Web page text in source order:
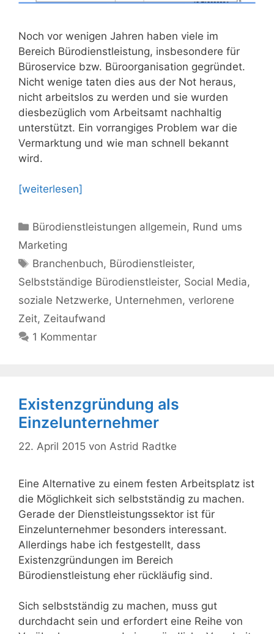
Noch vor wenigen Jahren haben viele im
Bereich Bürodienstleistung, insbesondere für
Büroservice bzw. Büroorganisation gegründet.
Nicht wenige taten dies aus der Not heraus,
nicht arbeitslos zu werden und sie wurden
diesbezüglich vom Arbeitsamt nachhaltig
unterstützt. Ein vorrangiges Problem war die
Vermarktung und wie man schnell bekannt
wird.
[weiterlesen]
Kategorien
Bürodienstleistungen allgemein, Rund ums
Marketing
Schlagwörter
Branchenbuch, Bürodienstleister,
Selbstständige Bürodienstleister, Social Media,
soziale Netzwerke, Unternehmen, verlorene
Zeit, Zeitaufwand
1 Kommentar
Existenzgründung als
Einzelunternehmer
22. April 2015 von Astrid Radtke
Eine Alternative zu einem festen Arbeitsplatz ist
die Möglichkeit sich selbstständig zu machen.
Gerade der Dienstleistungssektor ist für
Einzelunternehmer besonders interessant.
Allerdings habe ich festgestellt, dass
Existenzgründungen im Bereich
Bürodienstleistung eher rückläufig sind.
Sich selbstständig zu machen, muss gut
durchdacht sein und erfordert eine Reihe von